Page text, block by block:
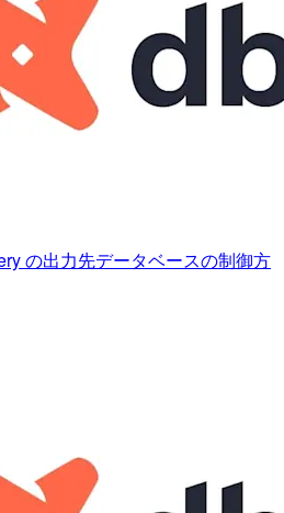
の出力先データベースの制御方